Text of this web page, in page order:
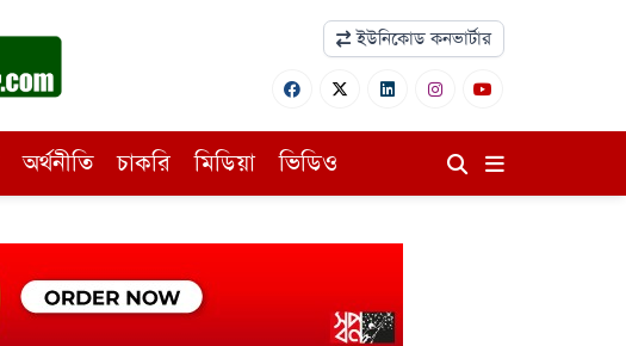
ইউনিকোড কনভার্টার
অর্থনীতি চাকরি মিডিয়া ভিডিও